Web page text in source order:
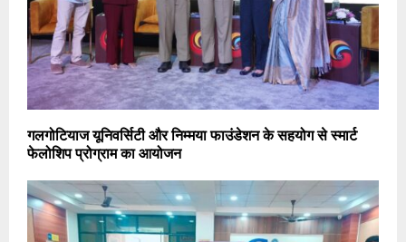
गलगोटियाज यूनिवर्सिटी और निम्मया फाउंडेशन के सहयोग से स्मार्ट
फेलोशिप प्रोग्राम का आयोजन